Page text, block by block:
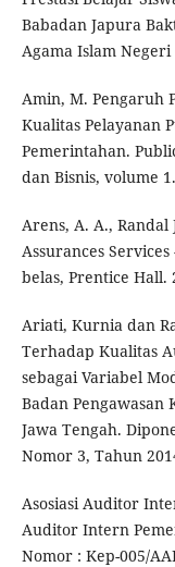
Babadan Japura
Agama Islam
Amin, M. Pengaruh
Kualitas Pelayanan
Pemerintahan.
dan Bisnis, volume
Arens, A. A., Randal
Assurances
belas, Prentice Hall.
Ariati, Kurnia dan
Terhadap Kualitas
sebagai Variabel
Badan Pengawasan
Jawa Tengah.
Nomor 3, Tahun
Asosiasi Auditor
Auditor Intern
Nomor : Kep-005/